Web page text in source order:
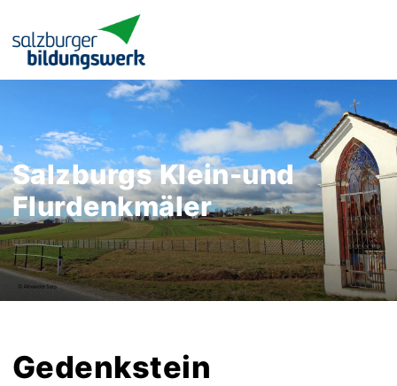
Salzburgs Klein-und
Flurdenkmäler
Gedenkstein